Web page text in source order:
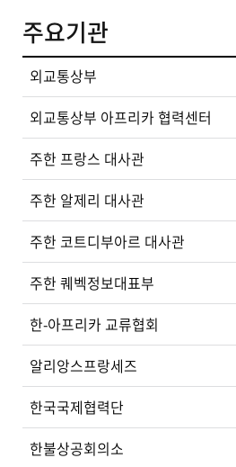
주요기관
외교통상부
외교통상부 아프리카 협력센터
주한 프랑스 대사관
주한 알제리 대사관
주한 코트디부아르 대사관
주한 퀘벡정보대표부
한-아프리카 교류협회
알리앙스프랑세즈
한국국제협력단
한불상공회의소